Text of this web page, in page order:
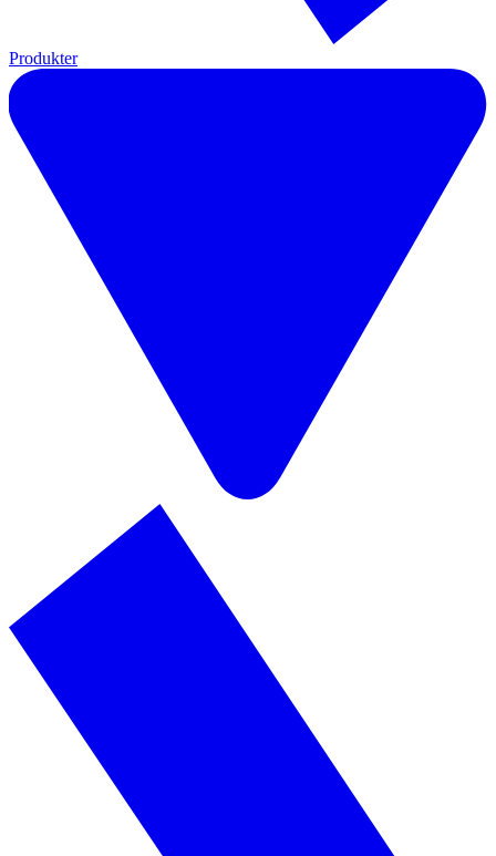
Produkter